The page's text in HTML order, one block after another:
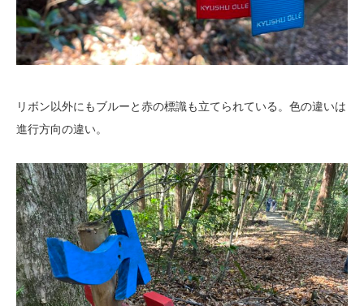
リボン以外にもブルーと赤の標識も立てられている。色の違いは
進行方向の違い。